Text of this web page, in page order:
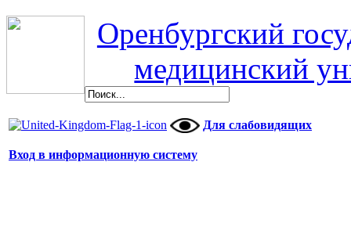
Оренбургский
медицинский
Для слабовидящих
Вход в информационную систему